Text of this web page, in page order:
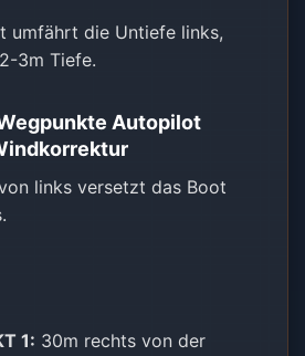
umfährt die Untiefe links,
3m Tiefe.
Autopilot
links versetzt das Boot
1: 30m rechts von der